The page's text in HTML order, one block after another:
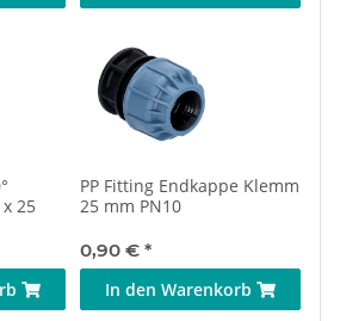
25
PP Fitting Endkappe Klemm
25 mm PN10
0,90 € *
In den Warenkorb